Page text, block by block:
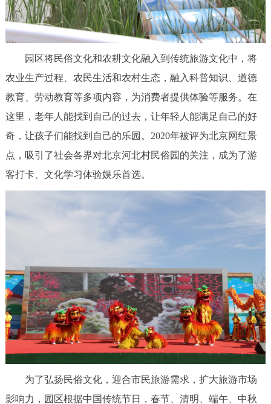
DEUTSCH FRANÇAIS РУССКИЙ ЯЗЫК
ITALIANO
园区将民俗文化和农耕文化融入到传统旅游文化中，将
农业生产过程、农民生活和农村生态，融入科普知识、道德
教育、劳动教育等多项内容，为消费者提供体验等服务。在
这里，老年人能找到自己的过去，让年轻人能满足自己的好
奇，让孩子们能找到自己的乐园。2020年被评为北京网红景
点，吸引了社会各界对北京河北村民俗园的关注，成为了游
客打卡、文化学习体验娱乐首选。
为了弘扬民俗文化，迎合市民旅游需求，扩大旅游市场
影响力，园区根据中国传统节日，春节、清明、端午、中秋